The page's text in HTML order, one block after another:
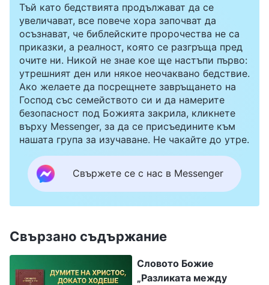
Тъй като бедствията продължават да се
увеличават, все повече хора започват да
осъзнават, че библейските пророчества не са
приказки, а реалност, която се разгръща пред
очите ни. Никой не знае кое ще настъпи първо:
утрешният ден или някое неочаквано бедствие.
Ако желаете да посрещнете завръщането на
Господ със семейството си и да намерите
безопасност под Божията закрила, кликнете
върху Messenger, за да се присъедините към
нашата група за изучаване. Не чакайте до утре.
Свържете се с нас в Messenger
Свързано съдържание
Словото Божие
„Разликата между